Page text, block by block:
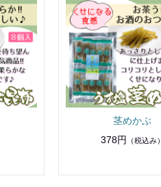
茎めかぶ
378円
（税込み）